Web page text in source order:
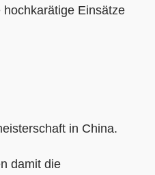
Einsätze
in China.
damit die